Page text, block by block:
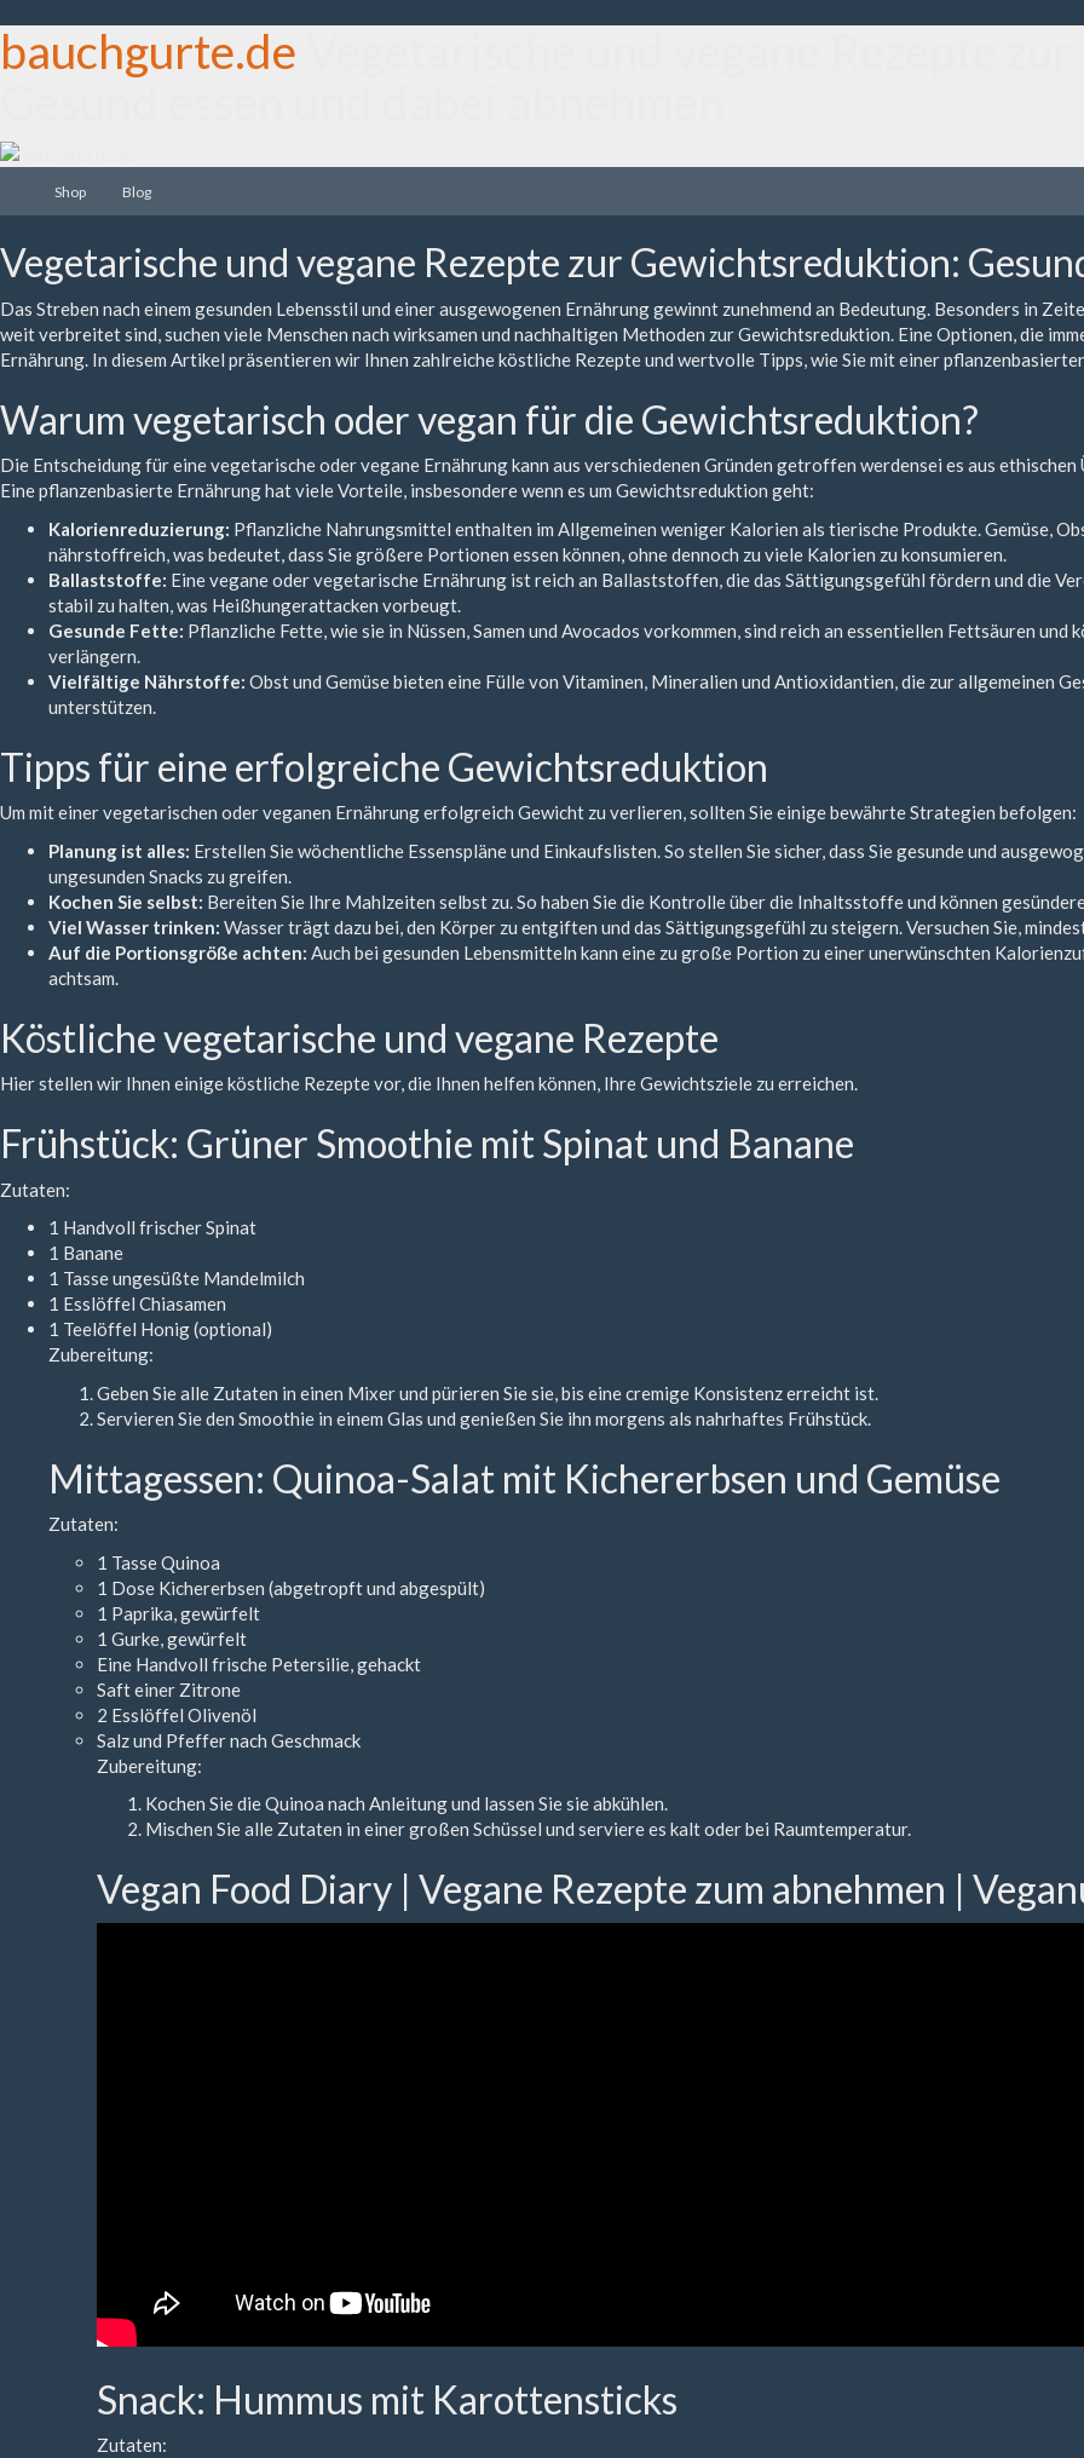
bauchgurte.de
Shop Blog
Vegetarische und vegane Rezepte zur Gewichtsreduktion:
Das Streben nach einem gesunden Lebensstil und einer ausgewogenen Ernährung gewinnt zunehmend an Bedeutung. Besonders in
weit verbreitet sind, suchen viele Menschen nach wirksamen und nachhaltigen Methoden zur Gewichtsreduktion. Eine Optionen, die
Ernährung. In diesem Artikel präsentieren wir Ihnen zahlreiche köstliche Rezepte und wertvolle Tipps, wie Sie mit einer
Warum vegetarisch oder vegan für die Gewichtsreduktion?
Die Entscheidung für eine vegetarische oder vegane Ernährung kann aus verschiedenen Gründen getroffen werdensei es aus
Eine pflanzenbasierte Ernährung hat viele Vorteile, insbesondere wenn es um Gewichtsreduktion geht:
Kalorienreduzierung: Pflanzliche Nahrungsmittel enthalten im Allgemeinen weniger Kalorien als tierische Produkte. Gemüse,
nährstoffreich, was bedeutet, dass Sie größere Portionen essen können, ohne dennoch zu viele Kalorien zu konsumieren.
Ballaststoffe: Eine vegane oder vegetarische Ernährung ist reich an Ballaststoffen, die das Sättigungsgefühl fördern und die
stabil zu halten, was Heißhungerattacken vorbeugt.
Gesunde Fette: Pflanzliche Fette, wie sie in Nüssen, Samen und Avocados vorkommen, sind reich an essentiellen Fettsäuren
verlängern.
Vielfältige Nährstoffe: Obst und Gemüse bieten eine Fülle von Vitaminen, Mineralien und Antioxidantien, die zur allgemeinen
unterstützen.
Tipps für eine erfolgreiche Gewichtsreduktion
Um mit einer vegetarischen oder veganen Ernährung erfolgreich Gewicht zu verlieren, sollten Sie einige bewährte Strategien befolgen:
Planung ist alles: Erstellen Sie wöchentliche Essenspläne und Einkaufslisten. So stellen Sie sicher, dass Sie gesunde und
ungesunden Snacks zu greifen.
Kochen Sie selbst: Bereiten Sie Ihre Mahlzeiten selbst zu. So haben Sie die Kontrolle über die Inhaltsstoffe und können
Viel Wasser trinken: Wasser trägt dazu bei, den Körper zu entgiften und das Sättigungsgefühl zu steigern. Versuchen Sie,
Auf die Portionsgröße achten: Auch bei gesunden Lebensmitteln kann eine zu große Portion zu einer unerwünschten
achtsam.
Köstliche vegetarische und vegane Rezepte
Hier stellen wir Ihnen einige köstliche Rezepte vor, die Ihnen helfen können, Ihre Gewichtsziele zu erreichen.
Frühstück: Grüner Smoothie mit Spinat und Banane
Zutaten:
1 Handvoll frischer Spinat
1 Banane
1 Tasse ungesüßte Mandelmilch
1 Esslöffel Chiasamen
1 Teelöffel Honig (optional)
Zubereitung:
Geben Sie alle Zutaten in einen Mixer und pürieren Sie sie, bis eine cremige Konsistenz erreicht ist.
Servieren Sie den Smoothie in einem Glas und genießen Sie ihn morgens als nahrhaftes Frühstück.
Mittagessen: Quinoa-Salat mit Kichererbsen und Gemüse
Zutaten:
1 Tasse Quinoa
1 Dose Kichererbsen (abgetropft und abgespült)
1 Paprika, gewürfelt
1 Gurke, gewürfelt
Eine Handvoll frische Petersilie, gehackt
Saft einer Zitrone
2 Esslöffel Olivenöl
Salz und Pfeffer nach Geschmack
Zubereitung:
Kochen Sie die Quinoa nach Anleitung und lassen Sie sie abkühlen.
Mischen Sie alle Zutaten in einer großen Schüssel und serviere es kalt oder bei Raumtemperatur.
Vegan Food Diary | Vegane Rezepte zum abnehmen |
Snack: Hummus mit Karottensticks
Zutaten: